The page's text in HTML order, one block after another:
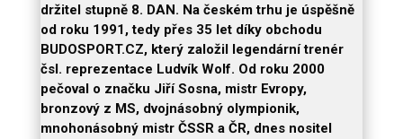
držitel stupně 8. DAN. Na českém trhu je úspěšně
od roku 1991, tedy přes 35 let díky obchodu
BUDOSPORT.CZ, který založil legendární trenér
čsl. reprezentace Ludvík Wolf. Od roku 2000
pečoval o značku Jiří Sosna, mistr Evropy,
bronzový z MS, dvojnásobný olympionik,
mnohonásobný mistr ČSSR a ČR, dnes nositel